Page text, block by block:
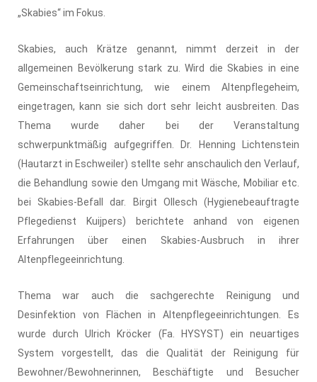
„Skabies“ im Fokus.
Skabies, auch Krätze genannt, nimmt derzeit in der
allgemeinen Bevölkerung stark zu. Wird die Skabies in eine
Gemeinschaftseinrichtung, wie einem Altenpflegeheim,
eingetragen, kann sie sich dort sehr leicht ausbreiten. Das
Thema wurde daher bei der Veranstaltung
schwerpunktmäßig aufgegriffen. Dr. Henning Lichtenstein
(Hautarzt in Eschweiler) stellte sehr anschaulich den Verlauf,
die Behandlung sowie den Umgang mit Wäsche, Mobiliar etc.
bei Skabies-Befall dar. Birgit Ollesch (Hygienebeauftragte
Pflegedienst Kuijpers) berichtete anhand von eigenen
Erfahrungen über einen Skabies-Ausbruch in ihrer
Altenpflegeeinrichtung.
Thema war auch die sachgerechte Reinigung und
Desinfektion von Flächen in Altenpflegeeinrichtungen. Es
wurde durch Ulrich Kröcker (Fa. HYSYST) ein neuartiges
System vorgestellt, das die Qualität der Reinigung für
Bewohner/Bewohnerinnen, Beschäftigte und Besucher